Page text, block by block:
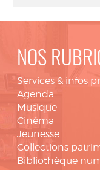
NOS
Services & infos
Agenda
Musique
Cinéma
Jeunesse
Collections
Bibliothèque